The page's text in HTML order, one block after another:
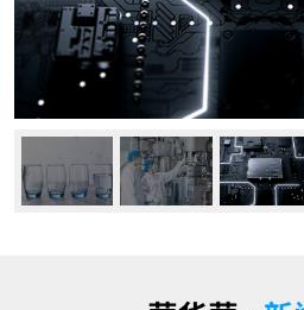
公司动态 行业资讯